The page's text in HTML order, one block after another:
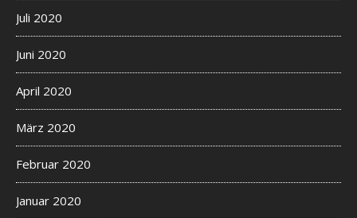
Juli 2020
Juni 2020
April 2020
März 2020
Februar 2020
Januar 2020